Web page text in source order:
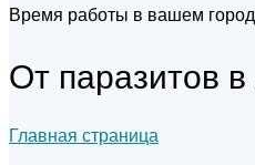
Время работы в вашем
От паразитов
Главная страница